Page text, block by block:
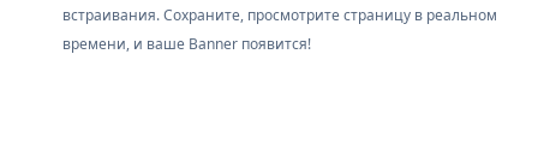
встраивания. Сохраните, просмотрите страницу в реальном
времени, и ваше Banner появится!